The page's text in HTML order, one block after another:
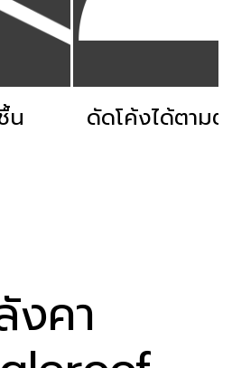
น ดัดโค้งได้ตามต้
งคา